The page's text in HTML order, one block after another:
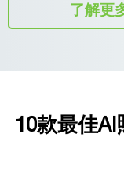
了解更
10款最佳